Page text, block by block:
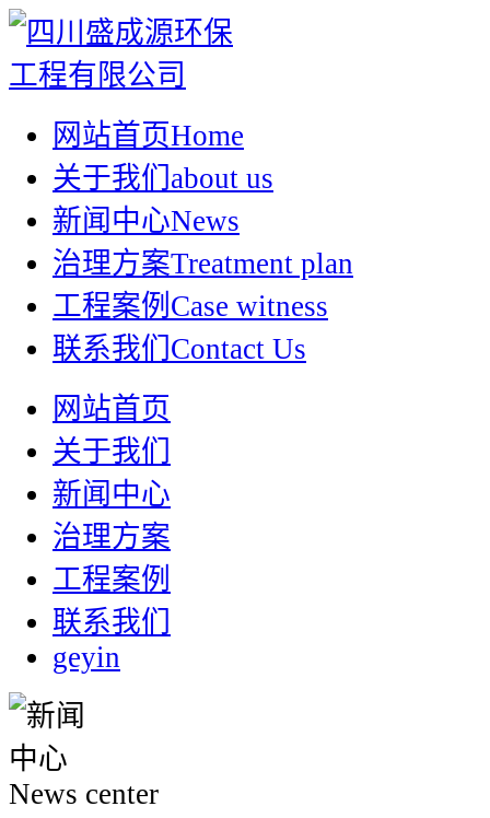
网站首页Home
关于我们 about us
新闻中心News
治理方案Treatment plan
工程案例 Case witness
联系我们 Contact Us
网站首页
关于我们
新闻中心
治理方案
工程案例
联系我们
geyin
News center